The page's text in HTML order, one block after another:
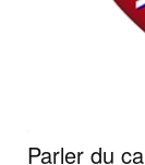
Parler du